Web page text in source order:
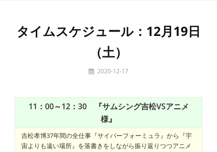
contentタイムスケジュール：12月19日
（土）
By 2020-12-17
11：00～12：30 『サムシング吉松VSアニメ
様』
吉松孝博37年間の全仕事『サイバーフォーミュラ』から『宇
宙よりも遠い場所』を落書きをしながら振り返りつつアニメ